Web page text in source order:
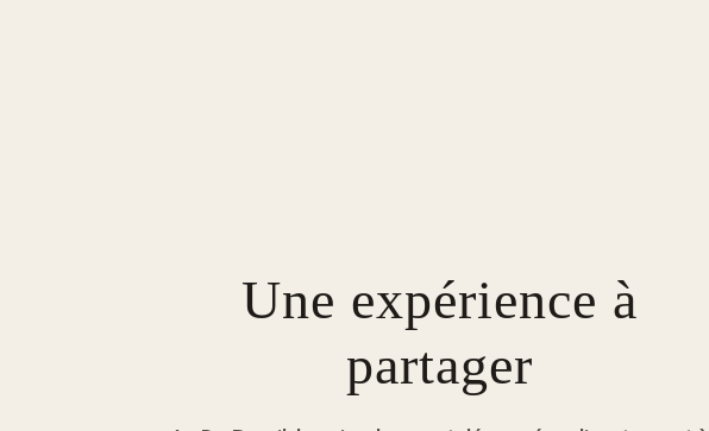
Une expérience à
partager